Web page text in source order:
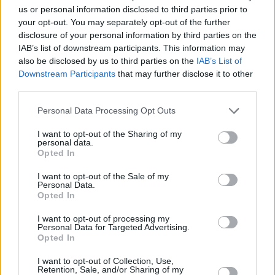
us or personal information disclosed to third parties prior to
your opt-out. You may separately opt-out of the further
disclosure of your personal information by third parties on the
IAB’s list of downstream participants. This information may
also be disclosed by us to third parties on the IAB’s List of
Downstream Participants that may further disclose it to other
Personal Data Processing Opt Outs
I want to opt-out of the Sharing of my
personal data.
Opted In
I want to opt-out of the Sale of my
Personal Data.
Opted In
I want to opt-out of processing my
Personal Data for Targeted Advertising.
Opted In
I want to opt-out of Collection, Use,
Retention, Sale, and/or Sharing of my
Κοινότητες του Δήμου.
Κατασκευή δύο ισόπεδων κυκλικών κόμβωνεντός του
εγκεκριμένου σχεδίου πόλης της Λαμίας.
Βελτίωση εσωτερικής οδοποιίαςκαι ανάπλαση
δικτύου πεζοδρόμων στο πολεοδομικό συγκρότημα
Βελτίωση οδικού τμήματος Κάστρου – Αφανού
Ανάπλαση τριών κεντρικών πλατειών
της πόλης, με
βάση τις αρχές βιοκλιματικής και ενεργειακής
απόδοσης.
Κέντρου(ΔΑΚ) Λαμίας και άλλων δημοτικών υποδομών.